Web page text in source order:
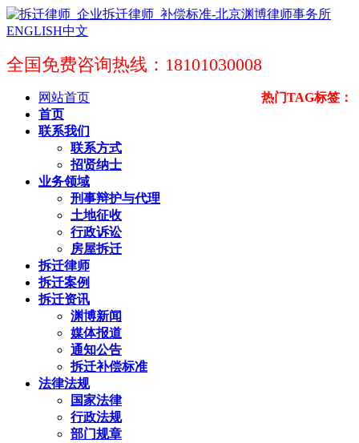
ENGLISH中文
全国免费咨询热线：18101030008
热门TAG标签：
网站首页
首页
联系我们
联系方式
招贤纳士
业务领域
刑事辩护与代理
土地征收
行政诉讼
房屋拆迁
拆迁律师
拆迁案例
拆迁资讯
渊博新闻
媒体报道
通知公告
拆迁补偿标准
法律法规
国家法律
行政法规
部门规章